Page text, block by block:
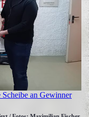
an Gewinner